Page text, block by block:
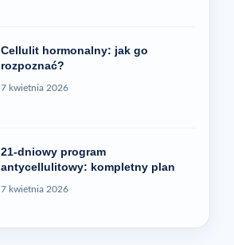
Cellulit hormonalny: jak go
rozpoznać?
7 kwietnia 2026
21-dniowy program
antycellulitowy: kompletny plan
7 kwietnia 2026